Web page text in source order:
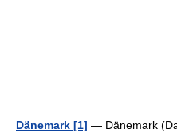
Dänemark [1] — Dänemark